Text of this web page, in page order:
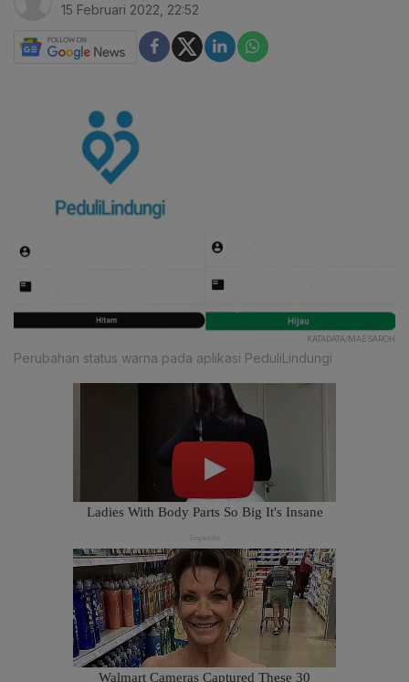
15 Februari 2022, 22:52
KATADATA/MAESAROH
Perubahan status warna pada aplikasi PeduliLindungi